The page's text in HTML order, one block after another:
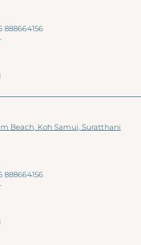
888664156
Beach, Koh Samui, Suratthani
888664156